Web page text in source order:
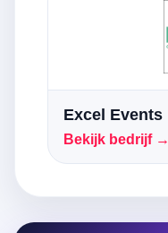
Excel Events
Bekijk bedrijf →